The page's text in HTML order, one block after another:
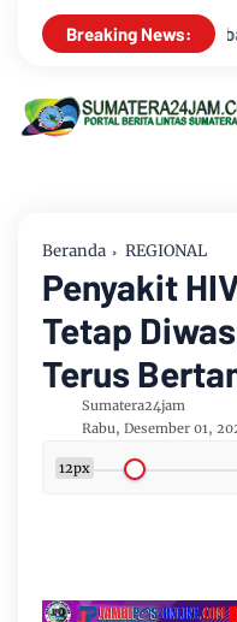
Breaking News:
Kemarau
Beranda REGIONAL
Penyakit
Tetap
Terus
Sumatera24jam
Rabu, Desember 01,
12px